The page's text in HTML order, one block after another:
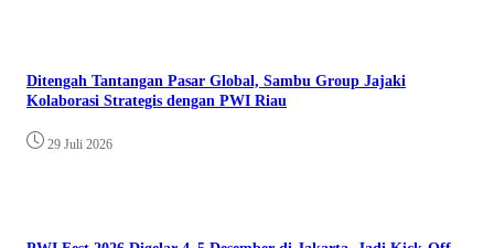
Ditengah Tantangan Pasar Global, Sambu Group Jajaki
Kolaborasi Strategis dengan PWI Riau
29 Juli 2026